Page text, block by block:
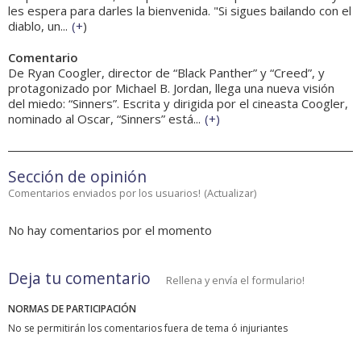
les espera para darles la bienvenida. "Si sigues bailando con el
diablo, un... (+)
Comentario
De Ryan Coogler, director de “Black Panther” y “Creed”, y
protagonizado por Michael B. Jordan, llega una nueva visión
del miedo: “Sinners”. Escrita y dirigida por el cineasta Coogler,
nominado al Oscar, “Sinners” está... (+)
Sección de opinión
Comentarios enviados por los usuarios! (Actualizar)
No hay comentarios por el momento
Deja tu comentario Rellena y envía el formulario!
NORMAS DE PARTICIPACIÓN
No se permitirán los comentarios fuera de tema ó injuriantes